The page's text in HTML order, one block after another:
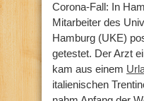
Corona-Fall: In
Mitarbeiter des
Hamburg (UKE)
getestet. Der Arzt
kam aus einem
italienischen